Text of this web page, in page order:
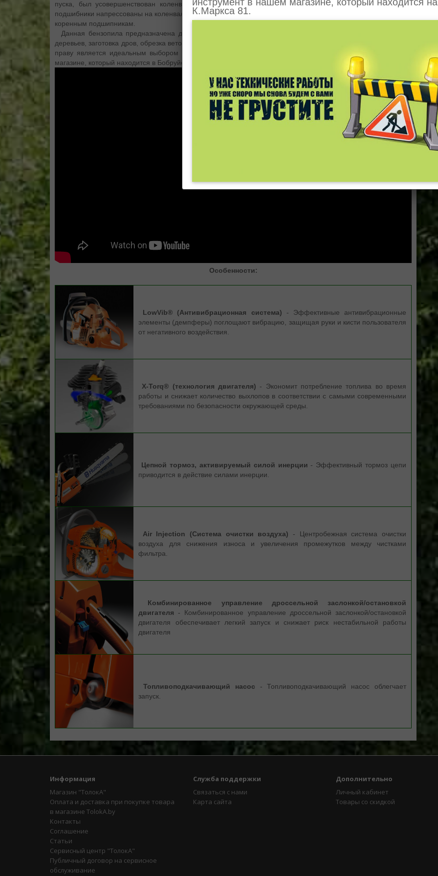
К.Маркса 81.
пуска, был усовершенствован коленвал. Теперь коленвал и подшипники идут в сборной конструкции -
подшибники напрессованы на коленвал, а сальники располагаются на концах коленвала и не прижимаются к
коренным подшипникам.
Данная бензопила предназначена для широкого спектра работ в хозяйстве, а именно валка небольших
деревьев, заготовка дров, обрезка веток и других несложных задач, так или иначе, связанных с пилением. По
праву является идеальным выбором для дачи. Вы можете купить
хускварна 120 (9678619-06)
магазине, который находится в Бобруйске!
Особенности:
LowVib® (Антивибрационная система) - Эффективные антивибрационные
элементы (демпферы) поглощают вибрацию, защищая руки и кисти пользователя
от негативного воздействия.
X-Torq® (технология двигателя) - Экономит потребление топлива во время
работы и снижает количество выхлопов в соответствии с самыми современными
требованиями по безопасности окружающей среды.
Цепной тормоз, активируемый силой инерции - Эффективный тормоз цепи
приводится в действие силами инерции.
Air Injection (Система очистки воздуха) - Центробежная система очистки
воздуха для снижения износа и увеличения промежутков между чистками
фильтра.
Комбинированное управление дроссельной заслонкой/остановкой
двигателя - Комбинированное управление дроссельной заслонкой/остановкой
двигателя обеспечивает легкий запуск и снижает риск нестабильной работы
двигателя
Топливоподкачивающий насос - Топливоподкачивающий насос облегчает
запуск.
Информация
Магазин "ТолокА"
Оплата и доставка при покупке товара
в магазине TolokA.by
Контакты
Соглашение
Статьи
Сервисный центр "ТолокА"
Публичный договор на сервисное
обслуживание
Служба поддержки
Связаться с нами
Карта сайта
Дополнительно
Личный кабинет
Товары со скидкой